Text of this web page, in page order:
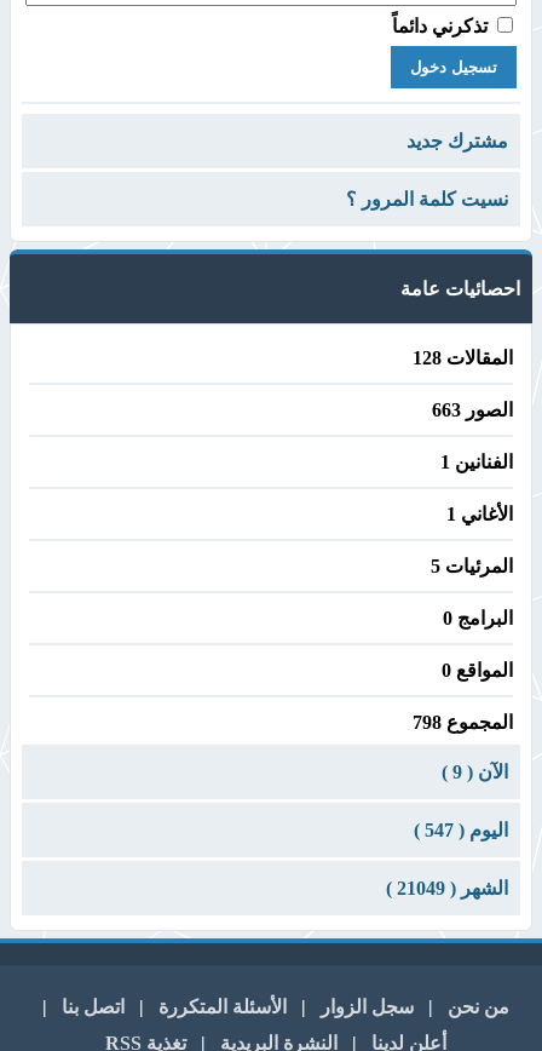
تذكرني دائماً
مشترك جديد
نسيت كلمة المرور ؟
احصائيات عامة
المقالات 128
الصور 663
الفنانين 1
الأغاني 1
المرئيات 5
البرامج 0
المواقع 0
المجموع 798
الآن ( 9 )
اليوم ( 547 )
الشهر ( 21049 )
من نحن | سجل الزوار | الأسئلة المتكررة | اتصل بنا |
أعلن لدينا | النشرة البريدية |تغذية RSS